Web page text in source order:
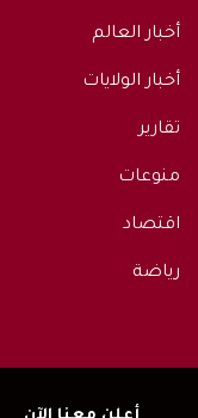
أخبار العالم
أخبار الولايات
تقارير
منوعات
اقتصاد
رياضة